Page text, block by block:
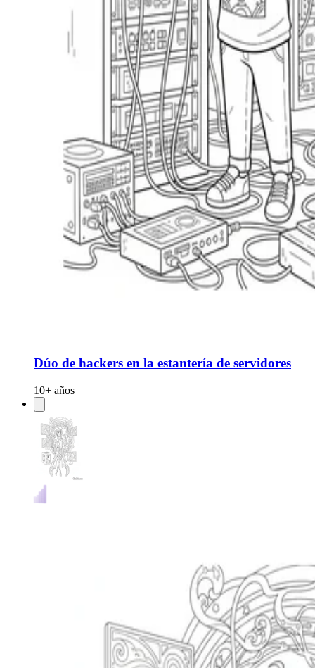
Dúo de hackers en la estantería de servidores
10+ años